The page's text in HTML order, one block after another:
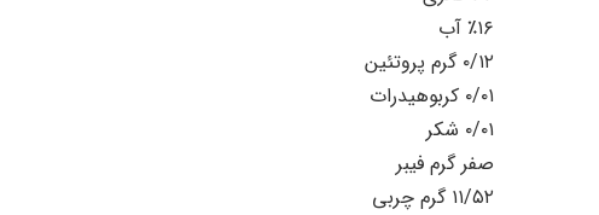
٪۱۶ آب
۰/۱۲ گرم پروتئین
۰/۰۱ کربوهیدرات
۰/۰۱ شکر
صفر گرم فیبر
۱۱/۵۲ گرم چربی